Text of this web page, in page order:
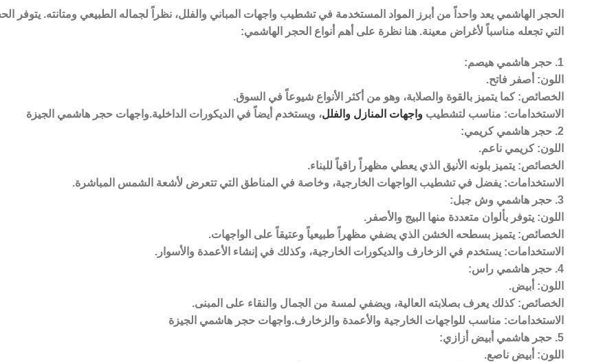
الحجر الهاشمي يعد واحداً من أبرز المواد المستخدمة في تشطيب واجهات المباني والفلل، نظراً لجماله الطبيعي ومتانته. يتوفر
التي تجعله مناسباً لأغراض معينة. هنا نظرة على أهم أنواع الحجر الهاشمي:
1. حجر هاشمي هيصم:
اللون: أصفر فاتح.
الخصائص: كما يتميز بالقوة والصلابة، وهو من أكثر الأنواع شيوعاً في السوق.
الاستخدامات: مناسب لتشطيب واجهات المنازل والفلل، ويستخدم أيضاً في الديكورات الداخلية.واجهات حجر هاشمي الجيزة
2. حجر هاشمي كريمي:
اللون: كريمي ناعم.
الخصائص: يتميز بلونه الأنيق الذي يعطي مظهراً راقياً للبناء.
الاستخدامات: يفضل في تشطيب الواجهات الخارجية، وخاصة في المناطق التي تتعرض لأشعة الشمس المباشرة.
3. حجر هاشمي وش جبل:
اللون: يتوفر بألوان متعددة منها البيج والأصفر.
الخصائص: يتميز بسطحه الخشن الذي يضفي مظهراً طبيعياً وعتيقاً على الواجهات.
الاستخدامات: يستخدم في الزخارف والديكورات الخارجية، وكذلك في إنشاء الأعمدة والأسوار.
4. حجر هاشمي راس:
اللون: أبيض.
الخصائص: كذلك يعرف بصلابته العالية، ويضفي لمسة من الجمال والنقاء على المبنى.
الاستخدامات: مناسب للواجهات الخارجية والأعمدة والزخارف.واجهات حجر هاشمي الجيزة
5. حجر هاشمي أبيض أزازي:
اللون: أبيض ناصع.